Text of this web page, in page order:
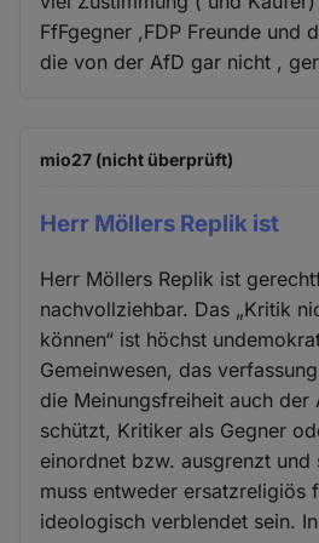
FfFgegner ,FDP Freunde und
die von der AfD gar nicht ,
mio27 (nicht überprüft)
Herr Möllers Replik ist
Herr Möllers Replik ist
nachvollziehbar. Das „Kritik
können“ ist höchst
Gemeinwesen, das
die Meinungsfreiheit auch der
schützt, Kritiker als Gegner
einordnet bzw. ausgrenzt
muss entweder ersatzreligiös
ideologisch verblendet sein.